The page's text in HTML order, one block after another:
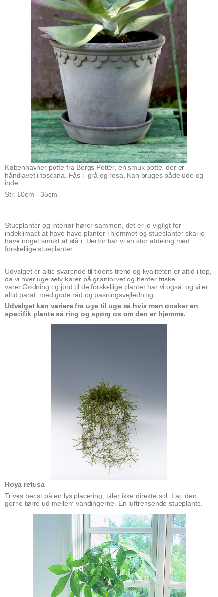
Københavner potte fra Bergs Potter, en smuk potte, der er
håndlavet i toscana. Fås i grå og rosa. Kan bruges både ude og
inde.
Str. 10cm - 35cm
Stueplanter og interiør hører sammen, det er jo vigtigt for
indeklimaet at have have planter i hjemmet og stueplanter skal jo
have noget smukt at stå i. Derfor har vi en stor afdeling med
forskellige stueplanter.
Udvalget er altid svarende til tidens trend og kvaliteten er altid i top,
da vi hver uge selv kører på grøntorvet og henter friske
varer.Gødning og jord til de forskellige planter har vi også og vi er
altid parat med gode råd og pasningsvejledning.
Udvalget kan variere fra uge til uge så hvis man ønsker en
specifik plante så ring og spørg os om den er hjemme.
Hoya retusa
Trives bedst på en lys placering, tåler ikke direkte sol. Lad den
gerne tørre ud mellem vandingerne. En luftrensende stueplante.